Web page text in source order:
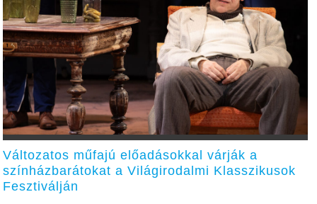
Változatos műfajú előadásokkal várják a
színházbarátokat a Világirodalmi Klasszikusok
Fesztiválján